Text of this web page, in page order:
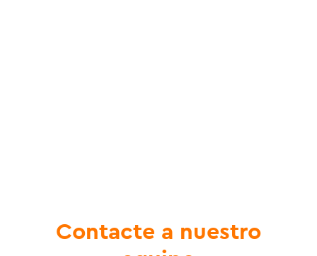
Contacte a nuestro